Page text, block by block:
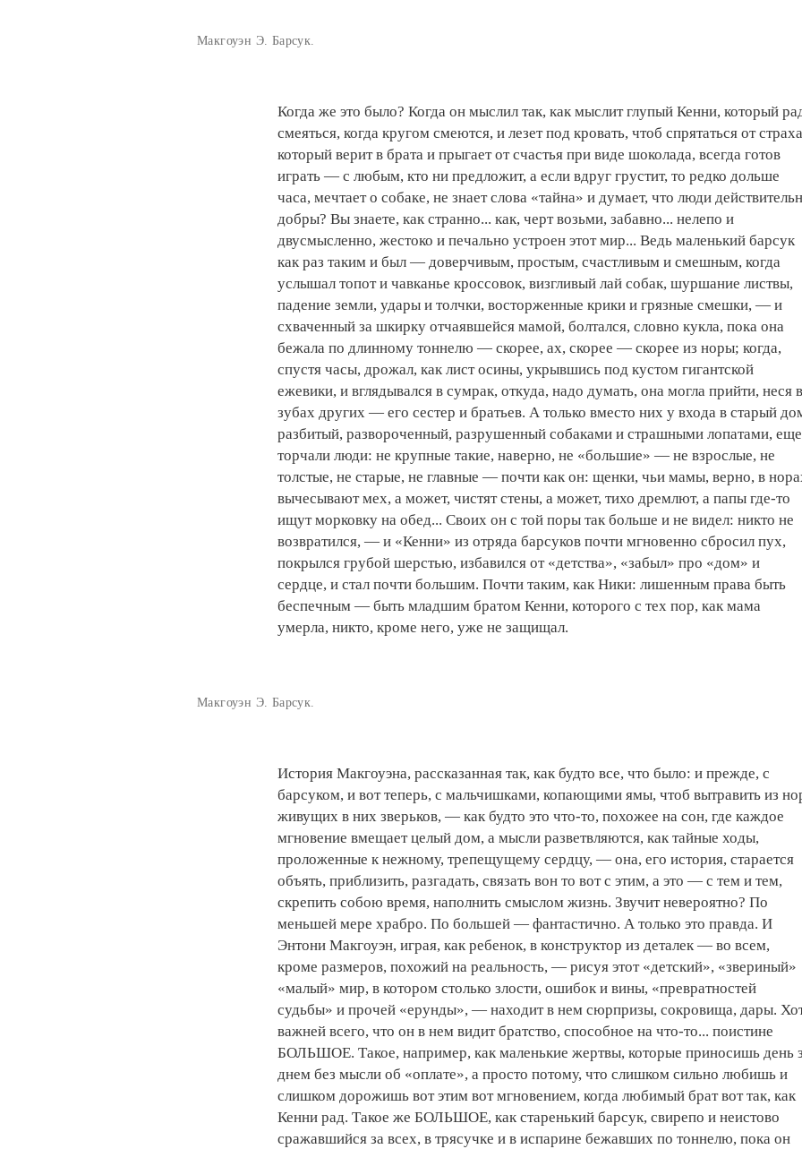
Макгоуэн Э. Барсук.
Когда же это было? Когда он мыслил так, как мыслит глупый Кенни, который
смеяться, когда кругом смеются, и лезет под кровать, чтоб спрятаться от
который верит в брата и прыгает от счастья при виде шоколада, всегда готов
играть — с любым, кто ни предложит, а если вдруг грустит, то редко дольше
часа, мечтает о собаке, не знает слова «тайна» и думает, что люди
добры? Вы знаете, как странно... как, черт возьми, забавно... нелепо и
двусмысленно, жестоко и печально устроен этот мир... Ведь маленький барсук
как раз таким и был — доверчивым, простым, счастливым и смешным, когда
услышал топот и чавканье кроссовок, визгливый лай собак, шуршание листвы,
падение земли, удары и толчки, восторженные крики и грязные смешки, — и
схваченный за шкирку отчаявшейся мамой, болтался, словно кукла, пока она
бежала по длинному тоннелю — скорее, ах, скорее — скорее из норы; когда,
спустя часы, дрожал, как лист осины, укрывшись под кустом гигантской
ежевики, и вглядывался в сумрак, откуда, надо думать, она могла прийти, неся в
зубах других — его сестер и братьев. А только вместо них у входа в старый
разбитый, развороченный, разрушенный собаками и страшными лопатами, еще
торчали люди: не крупные такие, наверно, не «большие» — не взрослые, не
толстые, не старые, не главные — почти как он: щенки, чьи мамы, верно, в
вычесывают мех, а может, чистят стены, а может, тихо дремлют, а папы где-то
ищут морковку на обед... Своих он с той поры так больше и не видел: никто не
возвратился, — и «Кенни» из отряда барсуков почти мгновенно сбросил пух,
покрылся грубой шерстью, избавился от «детства», «забыл» про «дом» и
сердце, и стал почти большим. Почти таким, как Ники: лишенным права быть
беспечным — быть младшим братом Кенни, которого с тех пор, как мама
умерла, никто, кроме него, уже не защищал.
Макгоуэн Э. Барсук.
История Макгоуэна, рассказанная так, как будто все, что было: и прежде, с
барсуком, и вот теперь, с мальчишками, копающими ямы, чтоб вытравить из
живущих в них зверьков, — как будто это что-то, похожее на сон, где каждое
мгновение вмещает целый дом, а мысли разветвляются, как тайные ходы,
проложенные к нежному, трепещущему сердцу, — она, его история, старается
объять, приблизить, разгадать, связать вон то вот с этим, а это — с тем и тем,
скрепить собою время, наполнить смыслом жизнь. Звучит невероятно? По
меньшей мере храбро. По большей — фантастично. А только это правда. И
Энтони Макгоуэн, играя, как ребенок, в конструктор из деталек — во всем,
кроме размеров, похожий на реальность, — рисуя этот «детский», «звериный»
«малый» мир, в котором столько злости, ошибок и вины, «превратностей
судьбы» и прочей «ерунды», — находит в нем сюрпризы, сокровища, дары.
важней всего, что он в нем видит братство, способное на что-то... поистине
БОЛЬШОЕ. Такое, например, как маленькие жертвы, которые приносишь день
днем без мысли об «оплате», а просто потому, что слишком сильно любишь и
слишком дорожишь вот этим вот мгновением, когда любимый брат вот так, как
Кенни рад. Такое же БОЛЬШОЕ, как старенький барсук, свирепо и неистово
сражавшийся за всех, в трясучке и в испарине бежавших по тоннелю, пока он